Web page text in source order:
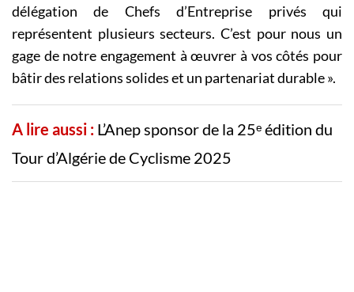
délégation de Chefs d’Entreprise privés qui
représentent plusieurs secteurs. C’est pour nous un
gage de notre engagement à œuvrer à vos côtés pour
bâtir des relations solides et un partenariat durable ».
A lire aussi : L’Anep sponsor de la 25ᵉ édition du
Tour d’Algérie de Cyclisme 2025